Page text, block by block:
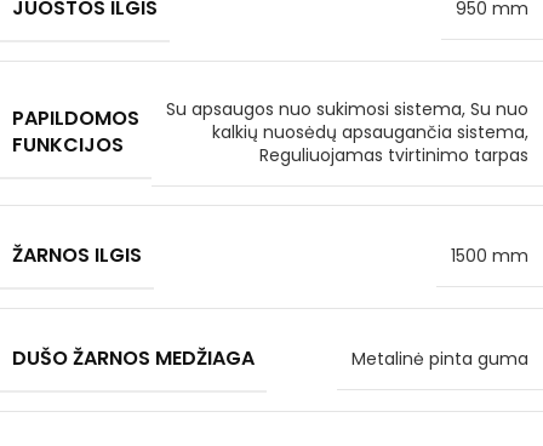
JUOSTOS ILGIS 950 mm
PAPILDOMOS
FUNKCIJOS
Su apsaugos nuo sukimosi sistema, Su nuo
kalkių nuosėdų apsaugančia sistema,
Reguliuojamas tvirtinimo tarpas
ŽARNOS ILGIS 1500 mm
DUŠO ŽARNOS MEDŽIAGA Metalinė pinta guma